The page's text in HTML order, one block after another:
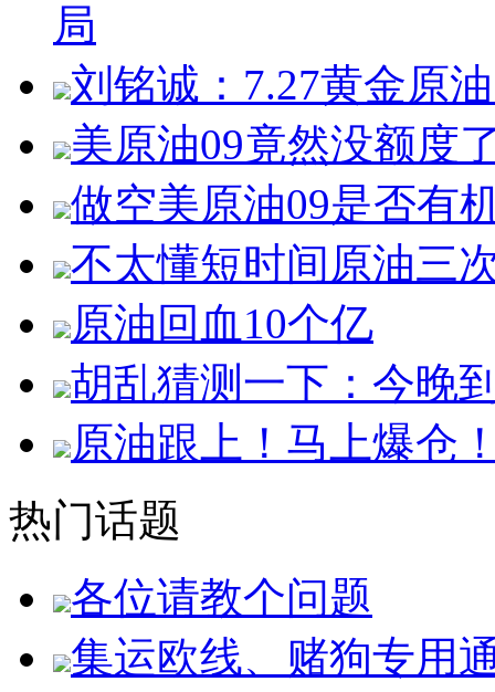
局
刘铭诚：7.27黄金原
美原油09竟然没额度
做空美原油09是否有
不太懂短时间原油三
原油回血10个亿
胡乱猜测一下：今晚
原油跟上！马上爆仓
热门话题
各位请教个问题
集运欧线、赌狗专用